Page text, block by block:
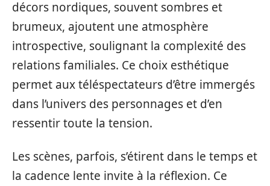
décors nordiques, souvent sombres et
brumeux, ajoutent une atmosphère
introspective, soulignant la complexité des
relations familiales. Ce choix esthétique
permet aux téléspectateurs d’être immergés
dans l’univers des personnages et d’en
ressentir toute la tension.
Les scènes, parfois, s’étirent dans le temps et
la cadence lente invite à la réflexion. Ce